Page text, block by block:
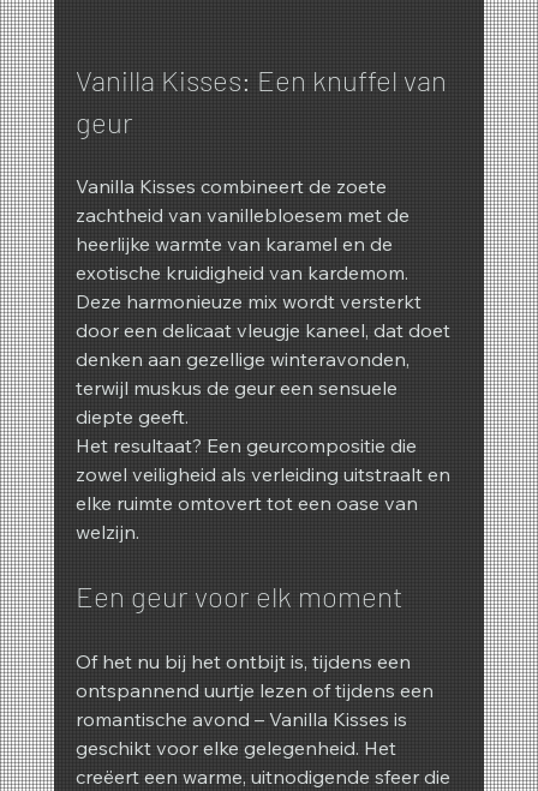
Vanilla Kisses: Een knuffel van
geur
Vanilla Kisses combineert de zoete
zachtheid van vanillebloesem met de
heerlijke warmte van karamel en de
exotische kruidigheid van kardemom.
Deze harmonieuze mix wordt versterkt
door een delicaat vleugje kaneel, dat doet
denken aan gezellige winteravonden,
terwijl muskus de geur een sensuele
diepte geeft.
Het resultaat? Een geurcompositie die
zowel veiligheid als verleiding uitstraalt en
elke ruimte omtovert tot een oase van
welzijn.
Een geur voor elk moment
Of het nu bij het ontbijt is, tijdens een
ontspannend uurtje lezen of tijdens een
romantische avond – Vanilla Kisses is
geschikt voor elke gelegenheid. Het
creëert een warme, uitnodigende sfeer die